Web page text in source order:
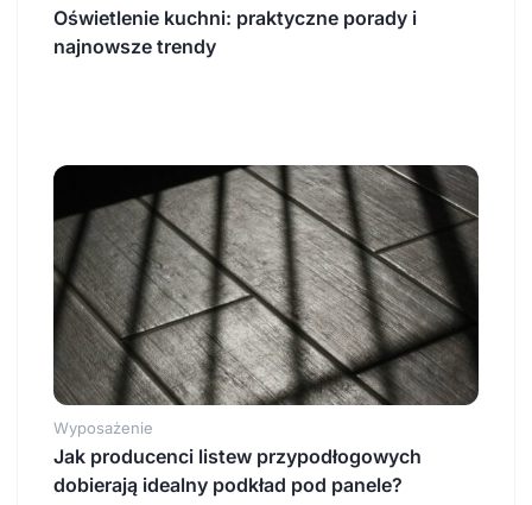
Oświetlenie kuchni: praktyczne porady i
najnowsze trendy
Wyposażenie
Jak producenci listew przypodłogowych
dobierają idealny podkład pod panele?